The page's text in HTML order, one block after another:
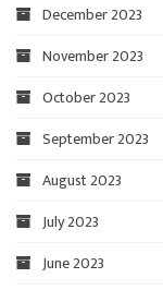
December 2023
November 2023
October 2023
September 2023
August 2023
July 2023
June 2023